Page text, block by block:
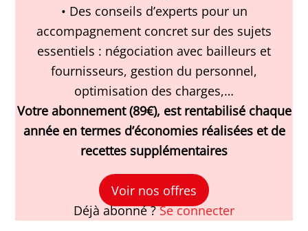
• Des conseils d’experts pour un
accompagnement concret sur des sujets
essentiels : négociation avec bailleurs et
fournisseurs, gestion du personnel,
optimisation des charges,…
Votre abonnement (89€), est rentabilisé chaque
année en termes d’économies réalisées et de
recettes supplémentaires
Voir nos offres
Déjà abonné ?Se connecter